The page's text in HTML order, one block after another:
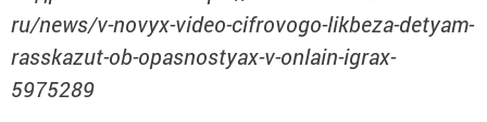
ru/news/v-novyx-video-cifrovogo-likbeza-detyam-
rasskazut-ob-opasnostyax-v-onlain-igrax-
5975289